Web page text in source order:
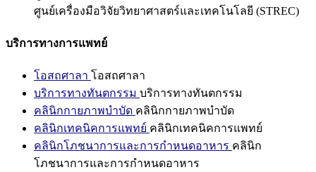
ศูนย์เครื่องมือวิจัยวิทยาศาสตร์และเทคโนโลยี (STREC)
บริการทางการแพทย์
โอสถศาลา โอสถศาลา
บริการทางทันตกรรม บริการทางทันตกรรม
คลินิกกายภาพบำบัด คลินิกกายภาพบำบัด
คลินิกเทคนิคการแพทย์ คลินิกเทคนิคการแพทย์
คลินิกโภชนาการและการกำหนดอาหาร คลินิก
โภชนาการและการกำหนดอาหาร